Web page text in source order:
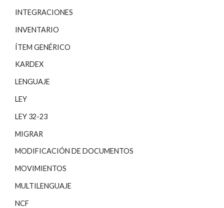
INTEGRACIONES
INVENTARIO
ÍTEM GENÉRICO
KARDEX
LENGUAJE
LEY
LEY 32-23
MIGRAR
MODIFICACIÓN DE DOCUMENTOS
MOVIMIENTOS
MULTILENGUAJE
NCF